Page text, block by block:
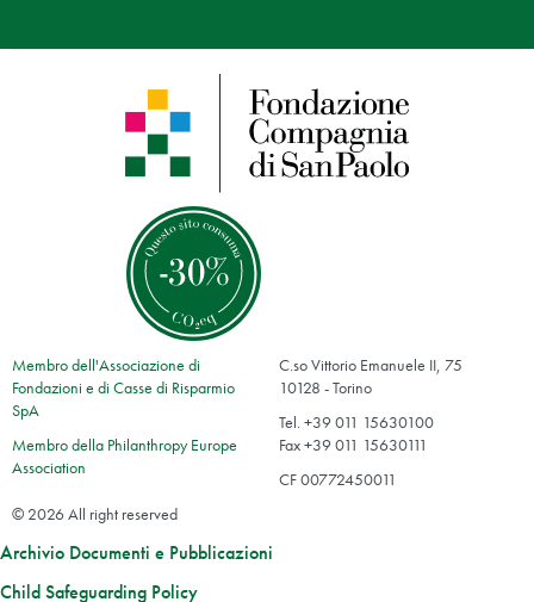
Membro dell'Associazione di
Fondazioni e di Casse di Risparmio
SpA
Membro della Philanthropy Europe
Association
C.so Vittorio Emanuele II, 75
10128 - Torino
Tel. +39 011 15630100
Fax +39 011 15630111
CF 00772450011
© 2026 All right reserved
Archivio Documenti e Pubblicazioni
Child Safeguarding Policy